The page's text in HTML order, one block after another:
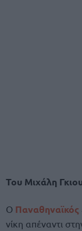
Του Μιχάλη
Ο Παναθηναϊκός
νίκη απέναντι